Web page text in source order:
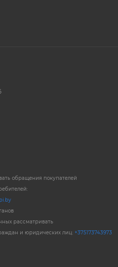
обращения покупателей
рассматривать
и юридических лиц: +375173743973